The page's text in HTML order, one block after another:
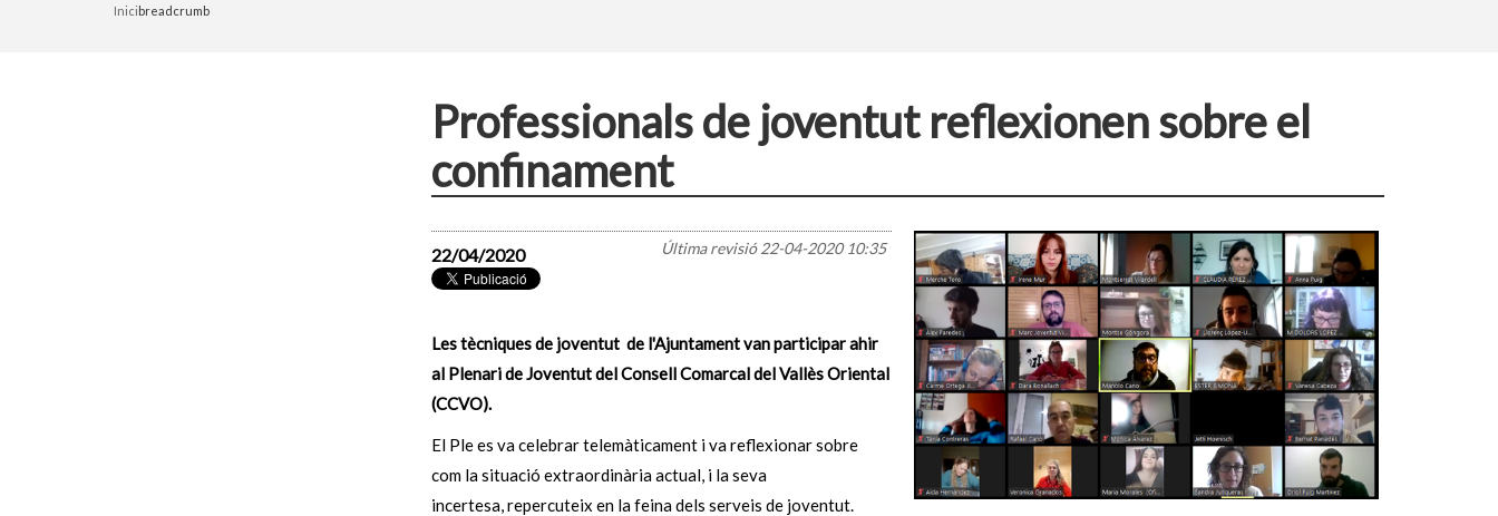
Inicibreadcrumb
Professionals de joventut reflexionen sobre el
confinament
Última revisió22-04-2020 10:35
22/04/2020
Les tècniques de joventut de l'Ajuntament van participar ahir
al Plenari de Joventut del Consell Comarcal del Vallès Oriental
(CCVO).
El Ple es va celebrar telemàticament i va reflexionar sobre
com la situació extraordinària actual, i la seva
incertesa, repercuteix en la feina dels serveis de joventut.